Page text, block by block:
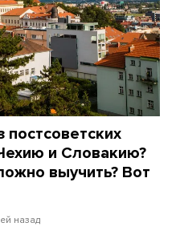
постсоветских
и Словакию?
выучить? Вот
назад